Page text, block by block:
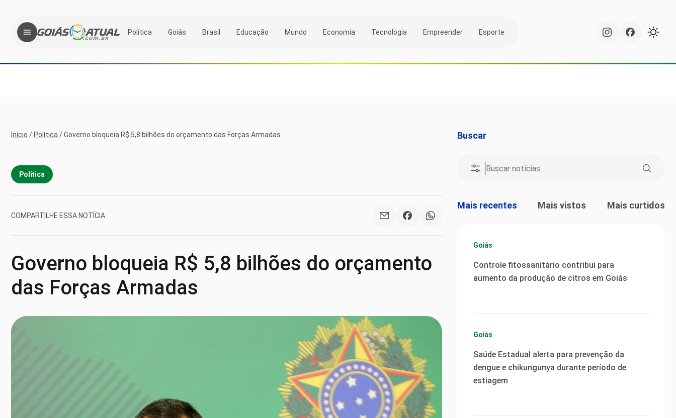
Política Goiás Brasil Educação Mundo Economia Tecnologia Empreender Esporte
Início / Política /Governo bloqueia R$ 5,8 bilhões do orçamento das Forças Armadas
Política
COMPARTILHE ESSA NOTÍCIA
Governo bloqueia R$ 5,8 bilhões do orçamento
das Forças Armadas
Buscar
Mais recentes Mais vistos Mais curtidos
Goiás
Controle fitossanitário contribui para
aumento da produção de citros em Goiás
Goiás
Saúde Estadual alerta para prevenção da
dengue e chikungunya durante período de
estiagem